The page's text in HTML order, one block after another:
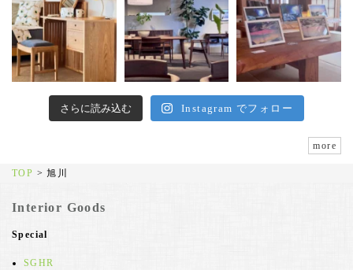
さらに読み込む Instagram でフォロー
more
TOP >旭川
Interior Goods
Special
SGHR